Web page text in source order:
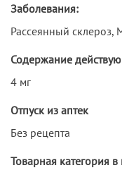
Заболевания:
Рассеянный
Содержание
4 мг
Отпуск из аптек
Без рецепта
Товарная категория в